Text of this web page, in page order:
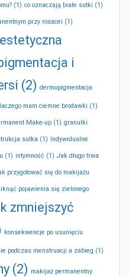
(1) co oznaczają białe sutki (1)
przy rosacei (1)
i
(2) dermopigmentacja
mam ciemne brodawki (1)
Make-up (1) granulki
sutka (1) Indywidualne
(1) intymność (1) Jak długo trwa
przygotować się do makijażu
pojawienia się zielonego
zmniejszyć
konsekwencje po usunięciu
podczas menstruacji a zabieg (1)
(2) makijaż permanentny